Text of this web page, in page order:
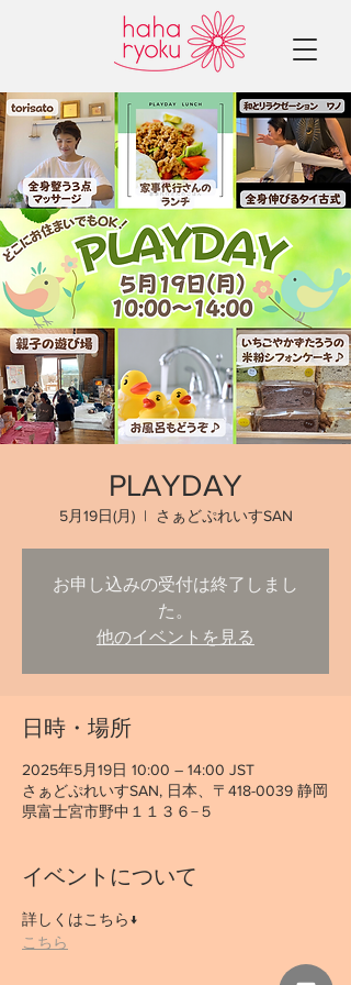
PLAYDAY
5月19日(月)
  |
さぁどぷれいすSAN
お申し込みの受付は終了しまし
た。
他のイベントを見る
日時・場所
2025年5月19日 10:00 – 14:00 JST
さぁどぷれいすSAN, 日本、〒418-0039 静岡
県富士宮市野中１１３６−５
イベントについて
詳しくはこちら↓
こちら